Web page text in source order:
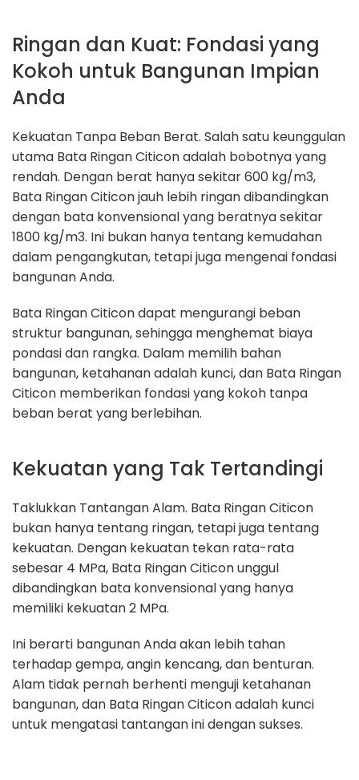
Ringan dan Kuat: Fondasi yang
Kokoh untuk Bangunan Impian
Anda
Kekuatan Tanpa Beban Berat. Salah satu keunggulan
utama Bata Ringan Citicon adalah bobotnya yang
rendah. Dengan berat hanya sekitar 600 kg/m3,
Bata Ringan Citicon jauh lebih ringan dibandingkan
dengan bata konvensional yang beratnya sekitar
1800 kg/m3. Ini bukan hanya tentang kemudahan
dalam pengangkutan, tetapi juga mengenai fondasi
bangunan Anda.
Bata Ringan Citicon dapat mengurangi beban
struktur bangunan, sehingga menghemat biaya
pondasi dan rangka. Dalam memilih bahan
bangunan, ketahanan adalah kunci, dan Bata Ringan
Citicon memberikan fondasi yang kokoh tanpa
beban berat yang berlebihan.
Kekuatan yang Tak Tertandingi
Taklukkan Tantangan Alam. Bata Ringan Citicon
bukan hanya tentang ringan, tetapi juga tentang
kekuatan. Dengan kekuatan tekan rata-rata
sebesar 4 MPa, Bata Ringan Citicon unggul
dibandingkan bata konvensional yang hanya
memiliki kekuatan 2 MPa.
Ini berarti bangunan Anda akan lebih tahan
terhadap gempa, angin kencang, dan benturan.
Alam tidak pernah berhenti menguji ketahanan
bangunan, dan Bata Ringan Citicon adalah kunci
untuk mengatasi tantangan ini dengan sukses.